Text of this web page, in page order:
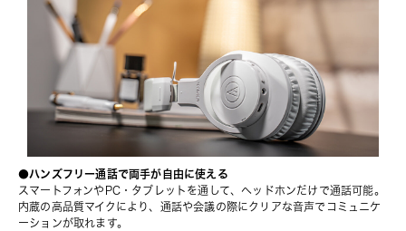
●ハンズフリー通話で両手が自由に使える
スマートフォンやPC・タブレットを通して、ヘッドホンだけで通話可能。
内蔵の高品質マイクにより、通話や会議の際にクリアな音声でコミュニケ
ーションが取れます。